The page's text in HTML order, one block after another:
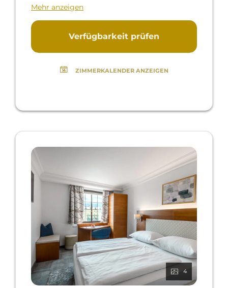
Polstersessel ein entspanntes Arbeiten und
Ausruhen. Das moderne Bad ist hochwertig
ausgestattet und verfügt über eine Dusche.
Mehr anzeigen
Verfügbarkeit prüfen
ZIMMERKALENDER ANZEIGEN
4